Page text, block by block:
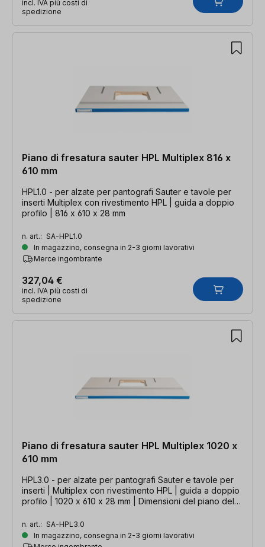
incl. IVA più costi di
spedizione
Piano di fresatura sauter HPL Multiplex 816 x
610 mm
HPL1.0 - per alzate per pantografi Sauter e tavole per
inserti Multiplex con rivestimento HPL | guida a doppio
profilo | 816 x 610 x 28 mm
n. art.: SA-HPL1.0
In magazzino, consegna in 2-3 giorni lavorativi
Merce ingombrante
327,04 €
incl. IVA più costi di
spedizione
Piano di fresatura sauter HPL Multiplex 1020 x
610 mm
HPL3.0 - per alzate per pantografi Sauter e tavole per
inserti | Multiplex con rivestimento HPL | guida a doppio
profilo | 1020 x 610 x 28 mm | Dimensioni del piano del
n. art.: SA-HPL3.0
In magazzino, consegna in 2-3 giorni lavorativi